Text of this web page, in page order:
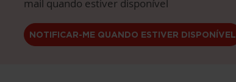
mail quando estiver disponível
NOTIFICAR-ME QUANDO ESTIVER DISPONÍVEL